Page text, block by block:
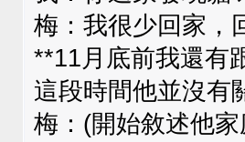
梅：我很少回家，
**11月底前我還有
這段時間他並沒有
梅：(開始敘述他